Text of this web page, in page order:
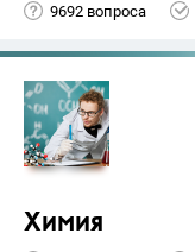
9692 вопроса
Химия